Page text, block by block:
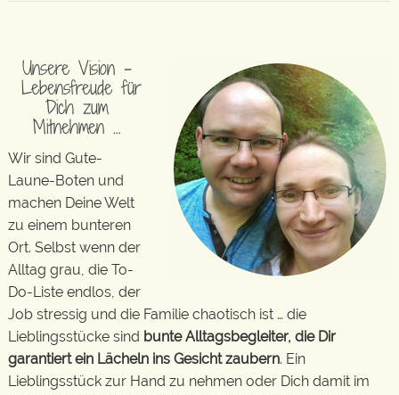
Unsere Vision –
Lebensfreude für
Dich zum
Mitnehmen …
Wir sind Gute-
Laune-Boten und
machen Deine Welt
zu einem bunteren
Ort. Selbst wenn der
Alltag grau, die To-
Do-Liste endlos, der
Job stressig und die Familie chaotisch ist … die
Lieblingsstücke sind bunte Alltagsbegleiter, die Dir
garantiert ein Lächeln ins Gesicht zaubern. Ein
Lieblingsstück zur Hand zu nehmen oder Dich damit im